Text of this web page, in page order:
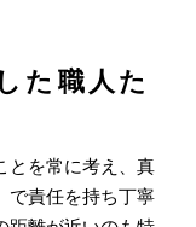
た職人た
とを常に考え、真
で責任を持ち丁寧